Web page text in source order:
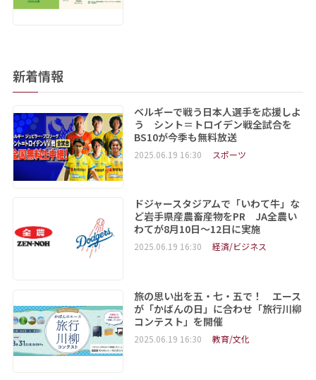
新着情報
ベルギーで戦う日本人選手を応援しよ
う シント＝トロイデン戦全試合を
BS10が今季も無料放送
2025.06.19 16:30 スポーツ
ドジャースタジアムで「いわて牛」な
ど岩手県産農畜産物をPR JA全農い
わてが8月10日～12日に実施
2025.06.19 16:30 経済/ビジネス
旅の思い出を五・七・五で！ エース
が「かばんの日」に合わせ「旅行川柳
コンテスト」を開催
2025.06.19 16:30 教育/文化